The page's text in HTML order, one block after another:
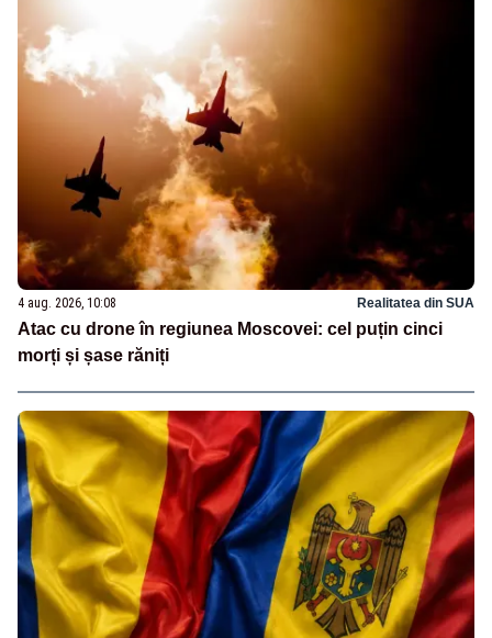
4 aug. 2026, 10:08 Realitatea din SUA
Atac cu drone în regiunea Moscovei: cel puțin cinci
morți și șase răniți